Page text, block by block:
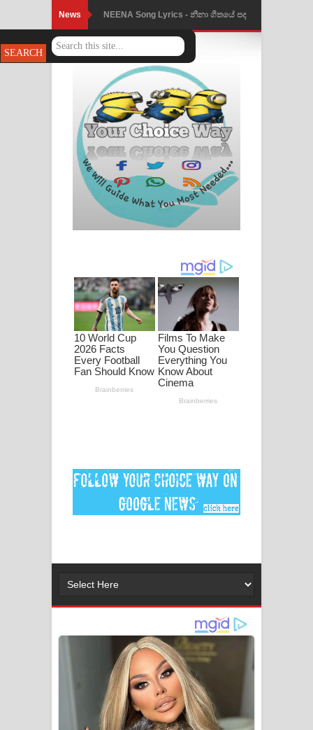
News Ahimi Wimai Himi Song Lyrics - අහිමි
විමයි හිමි ගීතයේ පද පෙළ
Mathaka Parana Song Lyrics - මතක
පාරනා ගීතයේ පද පෙළ
Nimnadhen Song Lyrics - නිම්නාදෙන්
ගීතයේ පද පෙළ
Obamai Mage Adare Song Lyrics -
ඔබමයි මගේ ආදරේ ගීතයේ පද පෙළ
ගීතයේ පද පෙළ
Ankeliya Song Lyrics - අංකෙළිය ගීතයේ
පද පෙළ
DEAR GOD Song Lyrics - ඩියර් ගෝඩ්
Dai Dai Lyrics - Shakira, Burna Boy |
2026 football world cup song lyrics
Niwuna Numba Hinda Song Lyrics -
නිවුනා නුඹ හින්දා ගීතයේ පද පෙළ
Numba Dun Aadare Song Lyrics - නුඹ